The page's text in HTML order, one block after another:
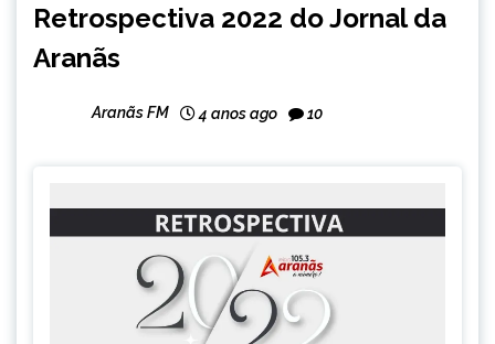
CAPELINHA
ENTRETENIMENTO
INTERNACIONAL
Retrospectiva 2022 do Jornal da
Aranãs
Aranãs FM 4 anos ago 10